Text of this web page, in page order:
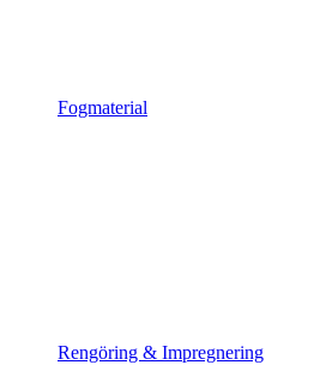
Fogmaterial
Rengöring & Impregnering